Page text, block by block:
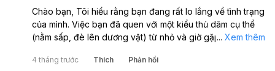
Chào bạn, Tôi hiểu rằng bạn đang rất lo lắng về tình trạng
của mình. Việc bạn đã quen với một kiểu thủ dâm cụ thể
(nằm sấp, đè lên dương vật) từ nhỏ và giờ gặp khó khăn
khá phổ biến, thường liên quan đến việc cơ thể đã "quen"
... Xem thêm
4 tháng trước Thích Phản hồi